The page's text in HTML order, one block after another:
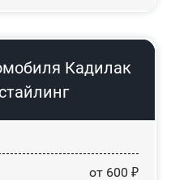
Кадилак
от 600 ₽